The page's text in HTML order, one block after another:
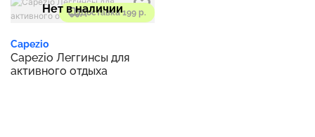
Доставка 199 р.
Нет в наличии
Capezio
Capezio Леггинсы для
активного отдыха